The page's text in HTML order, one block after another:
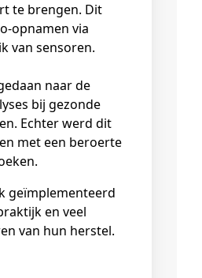
te brengen. Dit
opnamen via
van sensoren.
naar de
bij gezonde
Echter werd dit
met een beroerte
geïmplementeerd
en veel
van hun herstel.